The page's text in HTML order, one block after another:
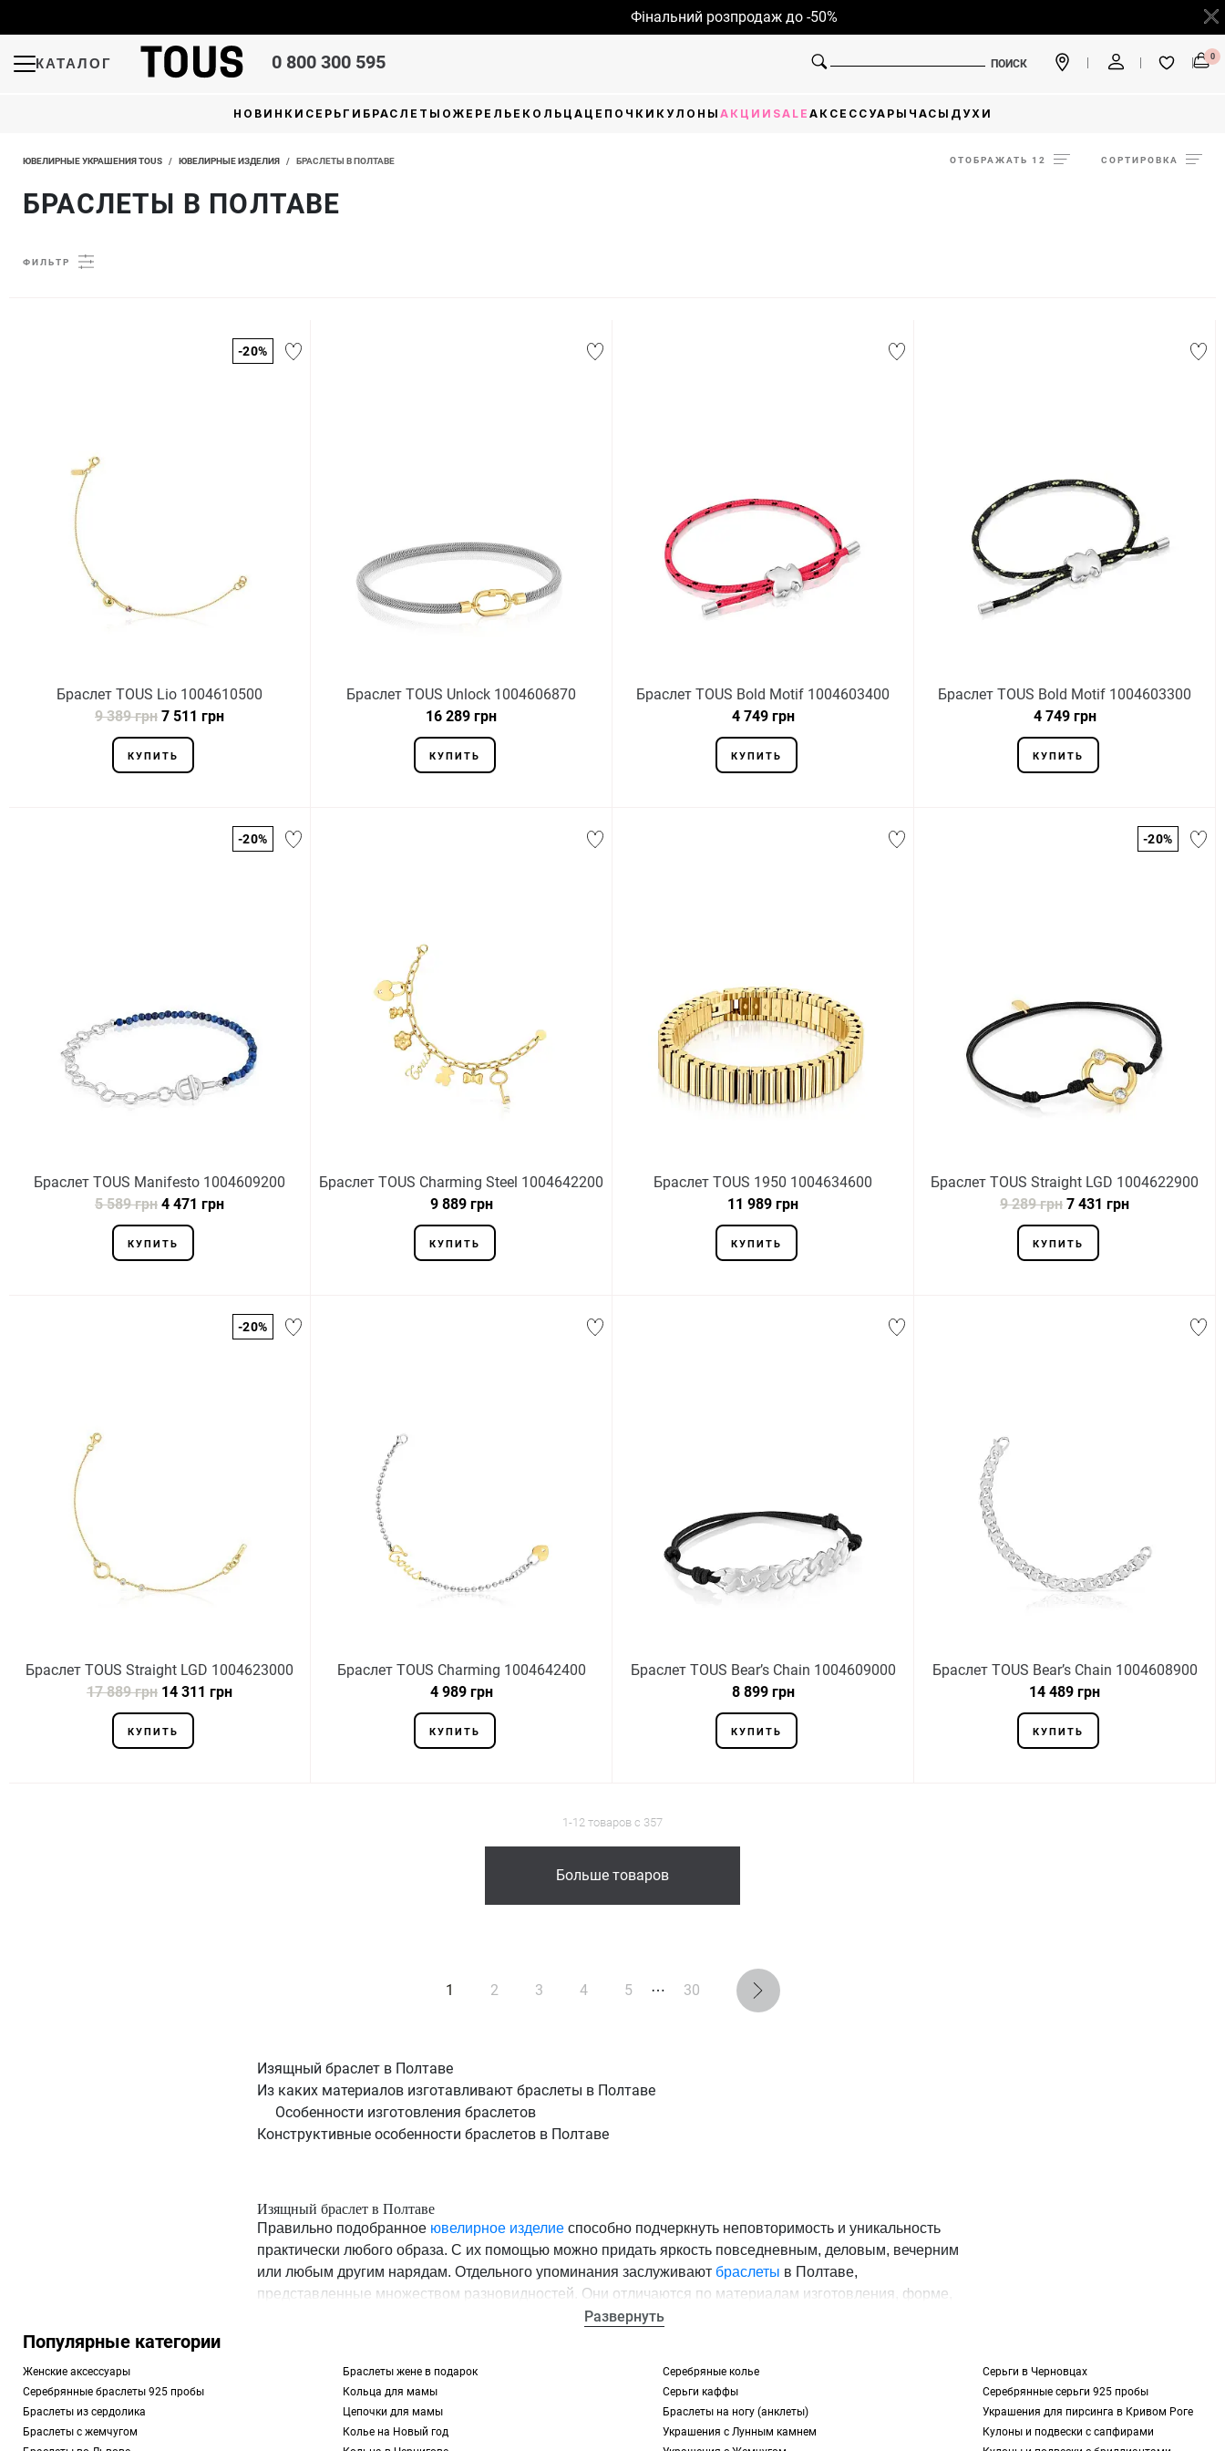
Фінальний розпродаж до -50%
КАТАЛОГ 0 800 300 595 ПОИСК
0
НОВИНКИ СЕРЬГИ БРАСЛЕТЫ ОЖЕРЕЛЬЕ КОЛЬЦА ЦЕПОЧКИ КУЛОНЫ АКЦИИ SALE АКСЕССУАРЫ ЧАСЫ ДУХИ
ЮВЕЛИРНЫЕ УКРАШЕНИЯ TOUS / ЮВЕЛИРНЫЕ ИЗДЕЛИЯ / БРАСЛЕТЫ В ПОЛТАВЕ
БРАСЛЕТЫ В ПОЛТАВЕ
ОТОБРАЖАТЬ 12 СОРТИРОВКА
ФИЛЬТР
-20%
Браслет TOUS Lio 1004610500
9 389 грн 7 511 грн
КУПИТЬ
Браслет TOUS Unlock 1004606870
16 289 грн
КУПИТЬ
Браслет TOUS Bold Motif 1004603400
4 749 грн
КУПИТЬ
Браслет TOUS Bold Motif 1004603300
4 749 грн
КУПИТЬ
-20%
Браслет TOUS Manifesto 1004609200
5 589 грн 4 471 грн
КУПИТЬ
Браслет TOUS Charming Steel 1004642200
9 889 грн
КУПИТЬ
Браслет TOUS 1950 1004634600
11 989 грн
КУПИТЬ
-20%
Браслет TOUS Straight LGD 1004622900
9 289 грн 7 431 грн
КУПИТЬ
-20%
Браслет TOUS Straight LGD 1004623000
17 889 грн 14 311 грн
КУПИТЬ
Браслет TOUS Charming 1004642400
4 989 грн
КУПИТЬ
Браслет TOUS Bear’s Chain 1004609000
8 899 грн
КУПИТЬ
Браслет TOUS Bear’s Chain 1004608900
14 489 грн
КУПИТЬ
1-12 товаров с 357
Больше товаров
1 2 3 4 5 ⋯ 30
Изящный браслет в Полтаве
Из каких материалов изготавливают браслеты в Полтаве
Особенности изготовления браслетов
Конструктивные особенности браслетов в Полтаве
Изящный браслет в Полтаве
Правильно подобранное ювелирное изделие способно подчеркнуть неповторимость и уникальность
практически любого образа. С их помощью можно придать яркость повседневным, деловым, вечерним
или любым другим нарядам. Отдельного упоминания заслуживают браслеты в Полтаве,
представленные множеством разновидностей. Они отличаются по материалам изготовления, форме,
конструкции и другим параметрам. Все это позволяет вам без труда подобрать и заказать браслет в
Из каких материалов изготавливают браслеты в Полтаве
Основная часть ювелирных изделий создается мастерами при помощи:
Развернуть
Популярные категории
Женские аксессуары
Серебрянные браслеты 925 пробы
Браслеты из сердолика
Браслеты с жемчугом
Браслеты жене в подарок
Кольца для мамы
Цепочки для мамы
Колье на Новый год
Серебряные колье
Серьги каффы
Браслеты на ногу (анклеты)
Украшения с Лунным камнем
Серьги в Черновцах
Серебрянные серьги 925 пробы
Украшения для пирсинга в Кривом Роге
Кулоны и подвески с сапфирами